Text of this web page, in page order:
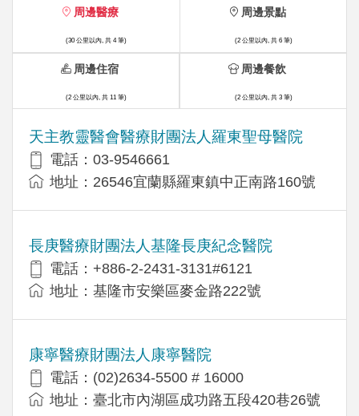
周邊醫療
(30 公里以內, 共 4 筆)
天主教靈醫會醫療財團法人羅東聖母醫院
電話：03-9546661
地址：26546宜蘭縣羅東鎮中正南路160號
長庚醫療財團法人基隆長庚紀念醫院
電話：+886-2-2431-3131#6121
地址：基隆市安樂區麥金路222號
康寧醫療財團法人康寧醫院
電話：(02)2634-5500 # 16000
地址：臺北市內湖區成功路五段420巷26號
周邊景點
(2 公里以內, 共 6 筆)
周邊住宿
(2 公里以內, 共 11 筆)
周邊餐飲
(2 公里以內, 共 3 筆)